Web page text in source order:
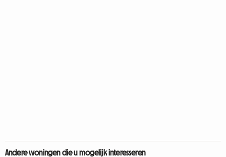
Andere woningen die u mogelijk interesseren